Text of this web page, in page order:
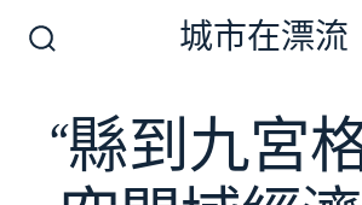
換
關
城市在漂流
“縣到九宮